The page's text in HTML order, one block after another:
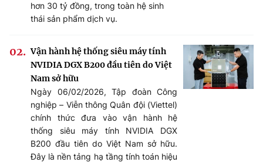
hơn 30 tỷ đồng, trong toàn hệ sinh
thái sản phẩm dịch vụ.
Vận hành hệ thống siêu máy tính
NVIDIA DGX B200 đầu tiên do Việt
Nam sở hữu
Ngày 06/02/2026, Tập đoàn Công
nghiệp – Viễn thông Quân đội (Viettel)
chính thức đưa vào vận hành hệ
thống siêu máy tính NVIDIA DGX
B200 đầu tiên do Việt Nam sở hữu.
Đây là nền tảng hạ tầng tính toán hiệu